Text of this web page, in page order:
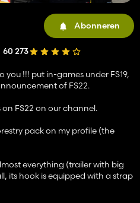
Abonneren
60 273
you !!! put in-games under FS19,
of FS22.
on FS22 on our channel.
pack on my profile (the
everything (trailer with big
its hook is equipped with a strap